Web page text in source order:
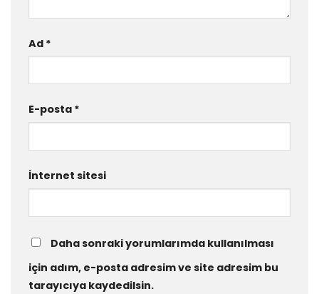
Ad *
E-posta *
İnternet sitesi
Daha sonraki yorumlarımda kullanılması
için adım, e-posta adresim ve site adresim bu
tarayıcıya kaydedilsin.